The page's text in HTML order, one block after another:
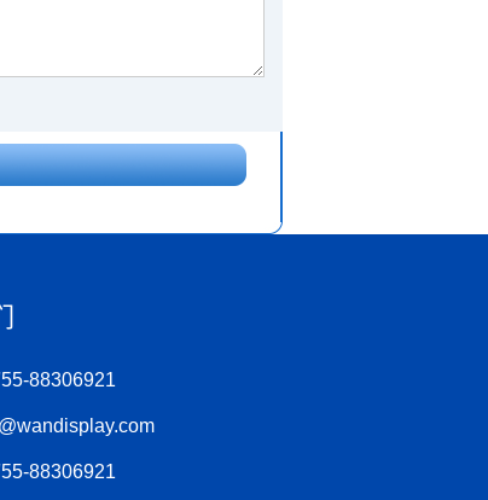
88306921
88306921